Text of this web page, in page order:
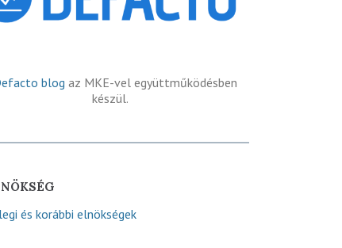
blog az MKE-vel együttműködésben
készül.
és korábbi elnökségek